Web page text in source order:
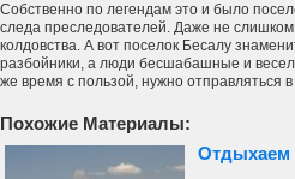
Собственно по легендам это и было
следа преследователей. Даже не
колдовства. А вот поселок Бесалу
разбойники, а люди бесшабашные и
же время с пользой, нужно отправляться
Похожие Материалы:
Отдыхаем